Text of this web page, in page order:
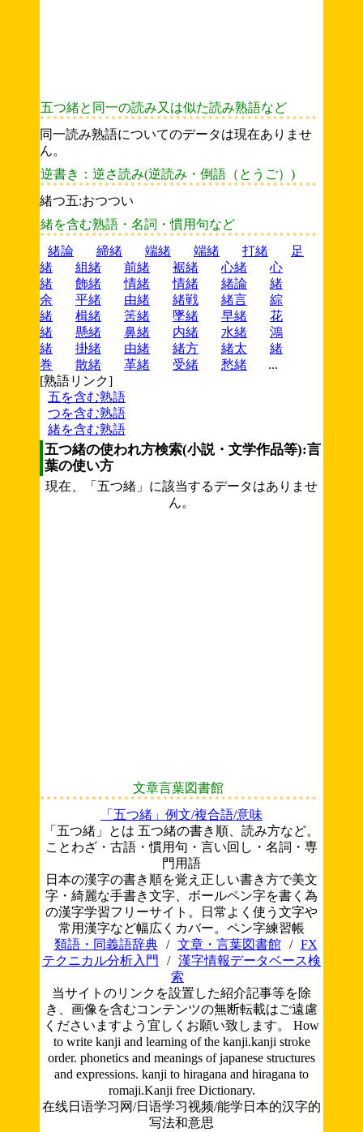
五つ緒と同一の読み又は似た読み熟語など
同一読み熟語についてのデータは現在ありませ
ん。
逆書き：逆さ読み(逆読み・倒語（とうご）)
緒つ五:おつつい
緒を含む熟語・名詞・慣用句など
緒論
締緒 端緒 端緒 打緒
足
緒
組緒 前緒 裾緒 心緒
心
緒
飾緒 情緒 情緒 緒論
緒
余
平緒 由緒 緒戦 緒言
綜
緒
楫緒 筈緒 墜緒 早緒
花
緒
懸緒 鼻緒 内緒 水緒
鴻
緒
掛緒 由緒 緒方 緒太
緒
巻
散緒 革緒 受緒 愁緒
...
[熟語リンク]
五を含む熟語
つを含む熟語
緒を含む熟語
五つ緒の使われ方検索(小説・文学作品等):言
葉の使い方
現在、「五つ緒」に該当するデータはありませ
ん。
文章言葉図書館
「五つ緒」例文/複合語/意味
「五つ緒」とは 五つ緒の書き順、読み方など。
ことわざ・古語・慣用句・言い回し・名詞・専
門用語
日本の漢字の書き順を覚え正しい書き方で美文
字・綺麗な手書き文字、ボールペン字を書く為
の漢字学習フリーサイト。日常よく使う文字や
常用漢字など幅広くカバー。ペン字練習帳
類語・同義語辞典
/ 文章・言葉図書館 /
FX
テクニカル分析入門
/ 漢字情報データベース検
索
当サイトのリンクを設置した紹介記事等を除
き、画像を含むコンテンツの無断転載はご遠慮
くださいますよう宜しくお願い致します。 How
to write kanji and learning of the kanji.kanji stroke
order. phonetics and meanings of japanese structures
and expressions. kanji to hiragana and hiragana to
romaji.Kanji free Dictionary.
在线日语学习网/日语学习视频/能学日本的汉字的
写法和意思